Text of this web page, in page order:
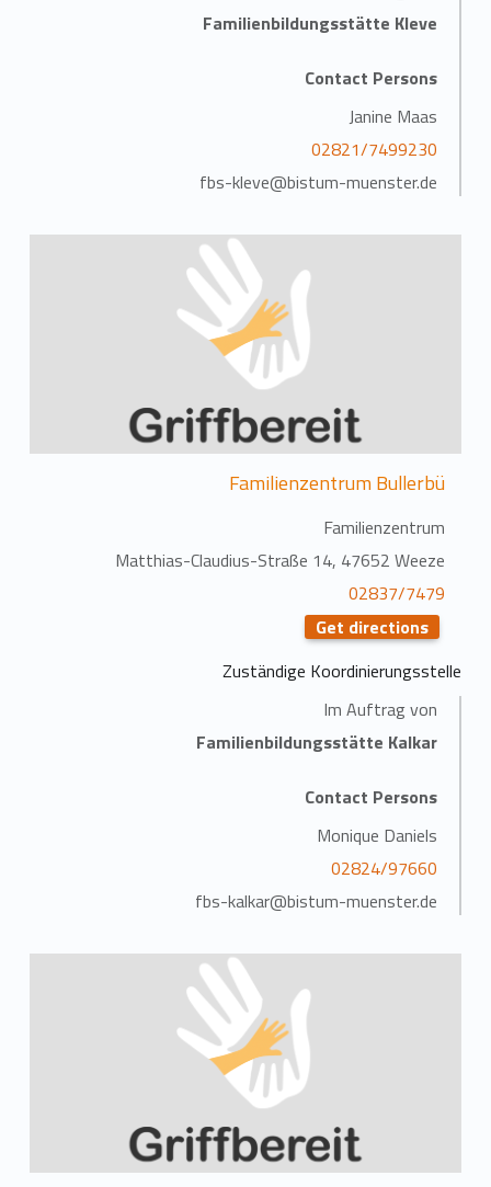
Familienbildungsstätte Kleve
Contact Persons
Janine Maas
02821/7499230
fbs-kleve@bistum-muenster.de
Familienzentrum Bullerbü
Familienzentrum
Matthias-Claudius-Straße 14, 47652 Weeze
02837/7479
Get directions
Zuständige Koordinierungsstelle
Im Auftrag von
Familienbildungsstätte Kalkar
Contact Persons
Monique Daniels
02824/97660
fbs-kalkar@bistum-muenster.de